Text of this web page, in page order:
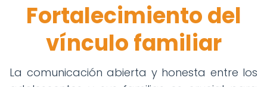
Fortalecimiento del
vínculo familiar
La comunicación abierta y honesta entre los